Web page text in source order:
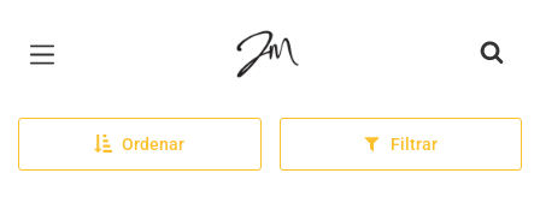
Página inicial
Ordenar Filtrar